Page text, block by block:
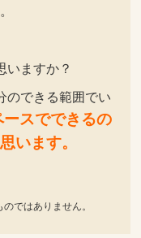
。
いますか？
のできる範囲でい
ースでできるの
います。
ではありません。